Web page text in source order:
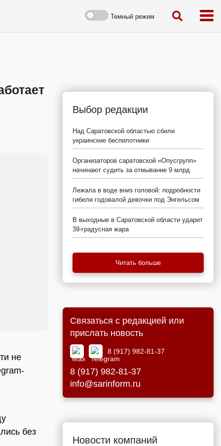
Темный режим
не
без
Выбор редакции
Над Саратовской областью сбили
украинские беспилотники
Организаторов саратовской «Опусгрупп»
начинают судить за отмывание 9 млрд
Лежала в воде вниз головой: подробности
гибели годовалой девочки под Энгельсом
В выходные в Саратовской области ударит
39-градусная жара
Читать больше
Связаться с редакцией или
прислать новость
8 (917) 982-81-37
8 (917) 982-81-37
info@sarinform.ru
Новости компаний